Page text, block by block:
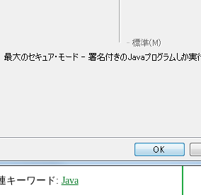
キーワード: Java